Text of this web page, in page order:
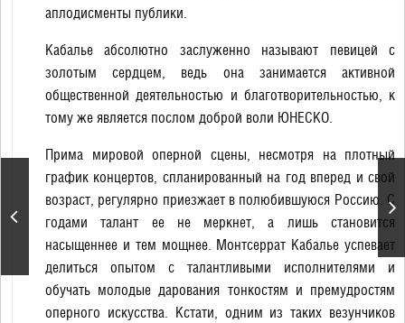
Торжественное
мероприятие,
образования российской
полиции
аплодисменты публики.
Кабалье абсолютно заслуженно называют певицей с
золотым сердцем, ведь она занимается активной
общественной деятельностью и благотворительностью, к
тому же является послом доброй воли ЮНЕСКО.
Прима мировой оперной сцены, несмотря на плотный
график концертов, спланированный на год вперед и свой
возраст, регулярно приезжает в полюбившуюся Россию. С
годами талант ее не меркнет, а лишь становится
насыщеннее и тем мощнее. Монтсеррат Кабалье успевает
делиться опытом с талантливыми исполнителями и
обучать молодые дарования тонкостям и премудростям
оперного искусства. Кстати, одним из таких везунчиков